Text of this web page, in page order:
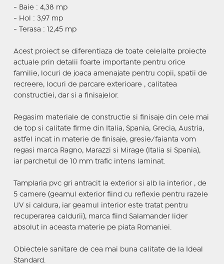
- Baie : 4,38 mp
- Hol : 3,97 mp
- Terasa : 12,45 mp
Acest proiect se diferentiaza de toate celelalte proiecte
actuale prin detalii foarte importante pentru orice
familie, locuri de joaca amenajate pentru copii, spatii de
recreere, locuri de parcare exterioare , calitatea
constructiei, dar si a finisajelor.
Regasim materiale de constructie si finisaje din cele mai
de top si calitate firme din Italia, Spania, Grecia, Austria,
astfel incat in materie de finisaje, gresie/faianta vom
regasi marca Ragno, Marazzi si Mirage (Italia si Spania),
iar parchetul de 10 mm trafic intens laminat.
Tamplaria pvc gri antracit la exterior si alb la interior , de
5 camere (geamul exterior fiind cu reflexie pentru razele
UV si caldura, iar geamul interior este tratat pentru
recuperarea caldurii), marca fiind Salamander lider
absolut in aceasta materie pe piata Romaniei.
Obiectele sanitare de cea mai buna calitate de la Ideal
Standard.